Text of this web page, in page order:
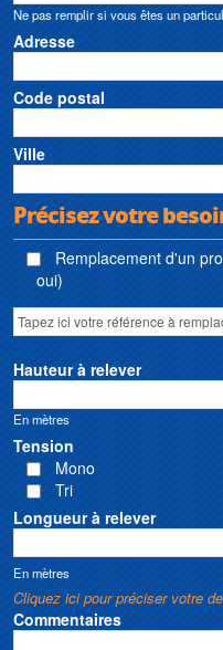
Ne pas remplir si vous êtes un
Adresse
Code postal
Ville
Précisez votre
Remplacement d'un
oui)
Hauteur à relever
En mètres
Tension
Mono
Tri
Longueur à relever
En mètres
Cliquez ici pour préciser votre
Commentaires